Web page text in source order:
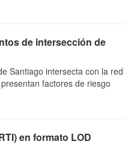
de intersección de
Santiago intersecta con la red
factores de riesgo
en formato LOD